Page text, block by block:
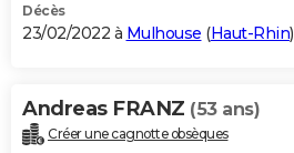
Décès
23/02/2022 à Mulhouse (Haut-Rhin)
Andreas FRANZ (53 ans)
Créer une cagnotte obsèques